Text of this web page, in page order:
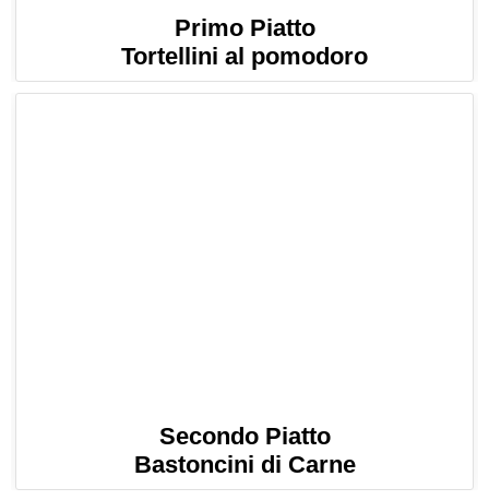
Primo Piatto
Tortellini al pomodoro
Secondo Piatto
Bastoncini di Carne